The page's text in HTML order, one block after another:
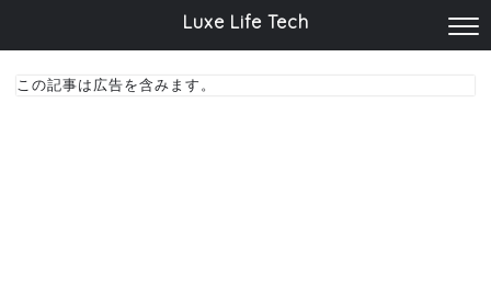
Luxe Life Tech
この記事は広告を含みます。